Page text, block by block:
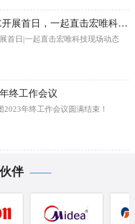
2024广州WBE开展首日，一起直击宏唯科技现场动态
首日|一起直击宏唯科技现场动态
终工作会议
年终工作会议圆满结束！
伴 ——